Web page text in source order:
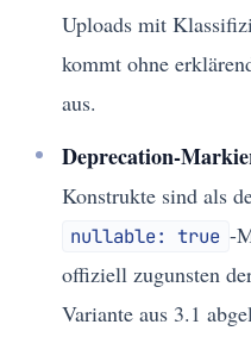
Uploads mit
kommt ohne
aus.
Deprecation-
Konstrukte sind als
nullable: true -
offiziell zugunsten
Variante aus 3.1